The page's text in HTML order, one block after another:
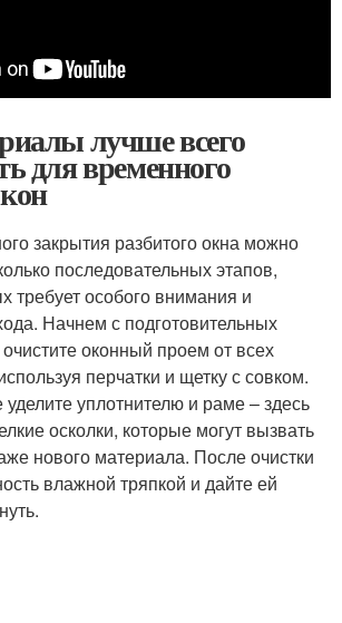
лучше всего
для временного
закрытия разбитого окна можно
последовательных этапов,
требует особого внимания и
Начнем с подготовительных
оконный проем от всех
перчатки и щетку с совком.
уплотнителю и раме – здесь
осколки, которые могут вызвать
нового материала. После очистки
влажной тряпкой и дайте ей